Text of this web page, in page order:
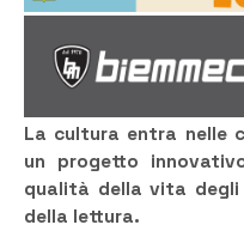
La cultura entra nelle
un progetto
qualità della vita
della lettura.